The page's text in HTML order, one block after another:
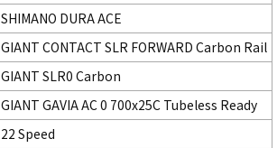
SHIMANO DURA ACE
GIANT CONTACT SLR FORWARD Carbon Rail
GIANT SLR0 Carbon
GIANT GAVIA AC 0 700x25C Tubeless Ready
22 Speed